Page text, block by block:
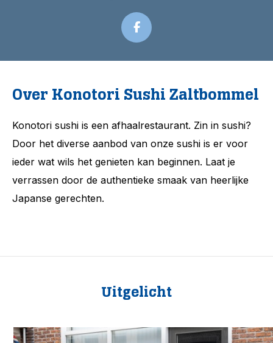
Over Konotori Sushi Zaltbommel
Konotori sushi is een afhaalrestaurant. Zin in sushi?
Door het diverse aanbod van onze sushi is er voor
ieder wat wils het genieten kan beginnen. Laat je
verrassen door de authentieke smaak van heerlijke
Japanse gerechten.
Uitgelicht